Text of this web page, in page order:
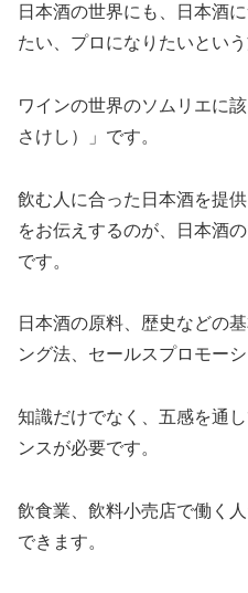
日本酒の世界にも、日本酒
たい、プロになりたいとい
ワインの世界のソムリエに
さけし）」です。
飲む人に合った日本酒を提
をお伝えするのが、日本酒
です。
日本酒の原料、歴史などの
ング法、セールスプロモー
知識だけでなく、五感を通
ンスが必要です。
飲食業、飲料小売店で働く
できます。